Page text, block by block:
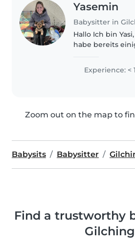
Yasemin
Babysitter in
Hallo Ich bin
habe bereits
Schulbegleiterin
Förderschule,
Experience: <
Zoom out on the map to
Babysits Babysitter
Find a trustworthy
Gilching